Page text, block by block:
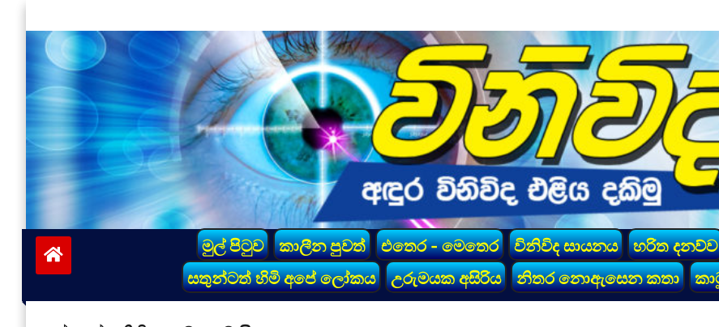
to
content
vinivida.lk
මුල් පිටුව කාලීන පුවත් එතෙර - මෙතෙර විනිවිද සායනය හරිත දනව්ව
සතුන්ටත් හිමි අපේ ලෝකය
උරුමයක අසිරිය නිතර නොඇසෙන කතා